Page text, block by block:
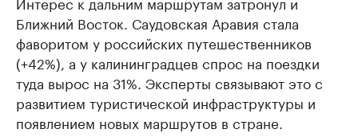
Ближний Восток. Саудовская Аравия стала
фаворитом у российских путешественников
(+42%), а у калининградцев спрос на поездки
туда вырос на 31%. Эксперты связывают это с
развитием туристической инфраструктуры и
появлением новых маршрутов в стране.